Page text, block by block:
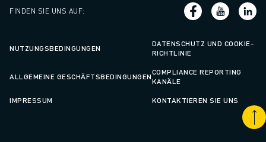
FINDEN SIE UNS AUF:
NUTZUNGSBEDINGUNGEN
DATENSCHUTZ UND COOKIE-
RICHTLINIE
ALLGEMEINE GESCHÄFTSBEDINGUNGEN
COMPLIANCE REPORTING
KANÄLE
IMPRESSUM KONTAKTIEREN SIE UNS